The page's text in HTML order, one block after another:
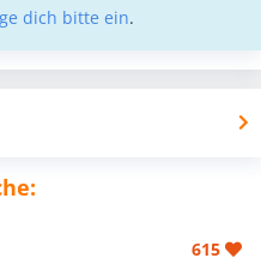
dich bitte ein.
615